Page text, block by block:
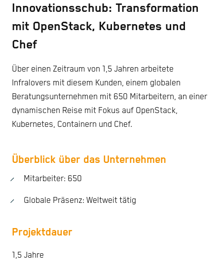
Innovationsschub: Transformation
mit OpenStack, Kubernetes und
Chef
Über einen Zeitraum von 1,5 Jahren arbeitete
Infralovers mit diesem Kunden, einem globalen
Beratungsunternehmen mit 650 Mitarbeitern, an einer
dynamischen Reise mit Fokus auf OpenStack,
Kubernetes, Containern und Chef.
Überblick über das Unternehmen
Mitarbeiter: 650
Globale Präsenz: Weltweit tätig
Projektdauer
1,5 Jahre